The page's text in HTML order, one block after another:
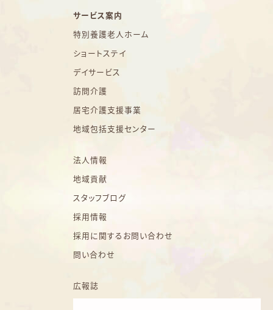
サービス案内
特別養護老人ホーム
ショートステイ
デイサービス
訪問介護
居宅介護支援事業
地域包括支援センター
法人情報
地域貢献
スタッフブログ
採用情報
採用に関するお問い合わせ
問い合わせ
広報誌